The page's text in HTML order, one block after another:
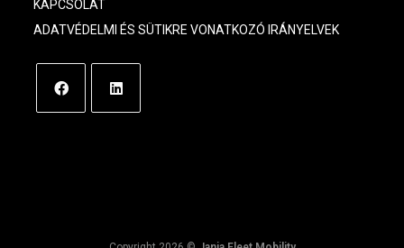
KAPCSOLAT
ADATVÉDELMI ÉS SÜTIKRE VONATKOZÓ IRÁNYELVEK